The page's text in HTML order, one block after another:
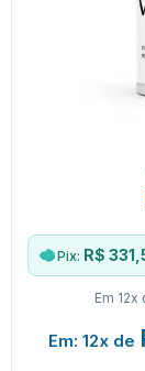
Pix: R$
Em 12x
Em: 12x de